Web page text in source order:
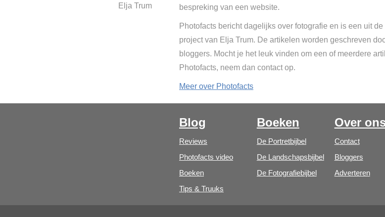
Elja Trum
bespreking van een website.
Photofacts bericht dagelijks over fotografie en is een uit
project van Elja Trum. De artikelen worden geschreven
bloggers. Mocht je het leuk vinden om een of meerdere
Photofacts, neem dan contact op.
Meer over Photofacts
Blog
Reviews
Photofacts video
Boeken
Tips & Truuks
Boeken
De Portretbijbel
De Landschapsbijbel
De Fotografiebijbel
Over
Contact
Bloggers
Adverteren